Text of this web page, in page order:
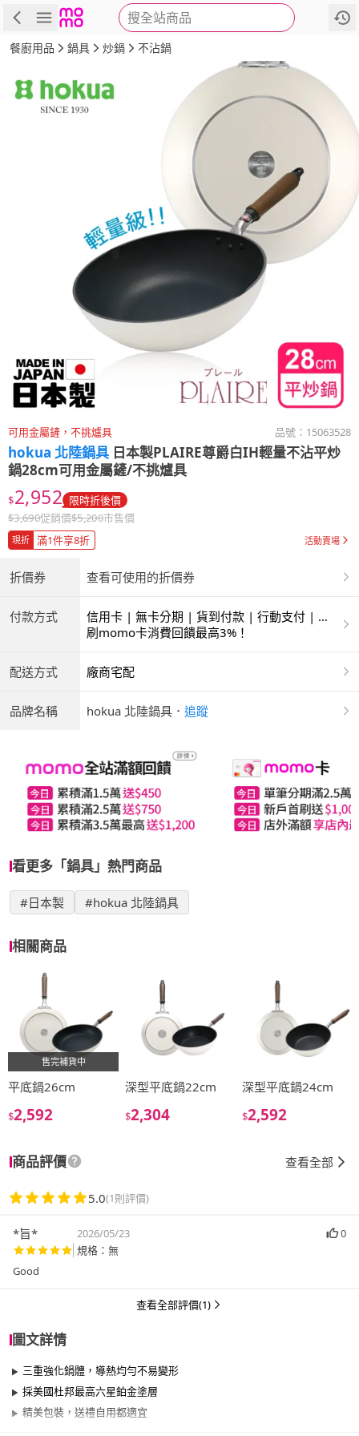
搜全站商品
商品 評價 詳情
餐廚用品 鍋具 炒鍋 不沾鍋
可用金屬鏟，不挑爐具 品號： 15063528
hokua 北陸鍋具 日本製PLAIRE尊爵白IH輕量不沾平炒
鍋28cm可用金屬鏟/不挑爐具
$2,952 限時折後價
$3,690促銷價$5,200市售價
現折 滿1件享8折 活動賣場
折價券 查看可使用的折價券
付款方式
信用卡 | 無卡分期 | 貨到付款 | 行動支付 | 超
商付款 | ATM | 銀聯卡
刷momo卡消費回饋最高3%！
配送方式 廠商宅配
品牌名稱 hokua 北陸鍋具 ． 追蹤
看更多「鍋具」熱門商品
#日本製 #hokua 北陸鍋具
相關商品
平底鍋26cm
$2,592
售完補貨中
深型平底鍋22cm
$2,304
深型平底鍋24cm
$2,592
商品評價 查看全部
5.0(1則評價)
*旨* 2026/05/23
0
規格：無
查看全部評價(1)
圖文詳情
三重強化鍋體，導熱均勻不易變形
採美國杜邦最高六星鉑金塗層
精美包裝，送禮自用都適宜